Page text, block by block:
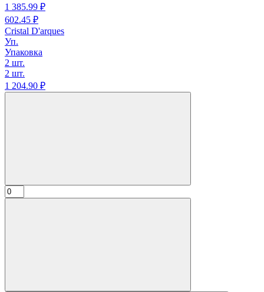
1 385.99 ₽
602.45 ₽
Cristal D'arques
Уп.
Упаковка
2 шт.
2 шт.
1 204.90 ₽